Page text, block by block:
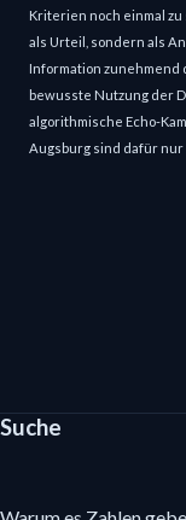
Kriterien noch einmal
als Urteil, sondern als
Information zunehmend
bewusste Nutzung der
algorithmische Echo-
Augsburg sind dafür
Suche